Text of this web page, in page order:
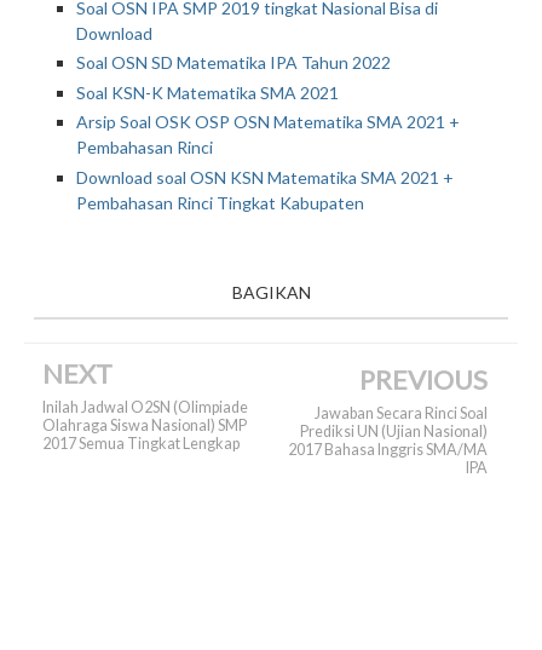
Soal OSN IPA SMP 2019 tingkat Nasional Bisa di
Download
Soal OSN SD Matematika IPA Tahun 2022
Soal KSN-K Matematika SMA 2021
Arsip Soal OSK OSP OSN Matematika SMA 2021 +
Pembahasan Rinci
Download soal OSN KSN Matematika SMA 2021 +
Pembahasan Rinci Tingkat Kabupaten
BAGIKAN
NEXT
Inilah Jadwal O2SN (Olimpiade
Olahraga Siswa Nasional) SMP
2017 Semua Tingkat Lengkap
PREVIOUS
Jawaban Secara Rinci Soal
Prediksi UN (Ujian Nasional)
2017 Bahasa Inggris SMA/MA
IPA